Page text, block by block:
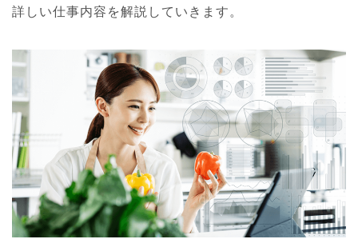
詳しい仕事内容を解説していきます。